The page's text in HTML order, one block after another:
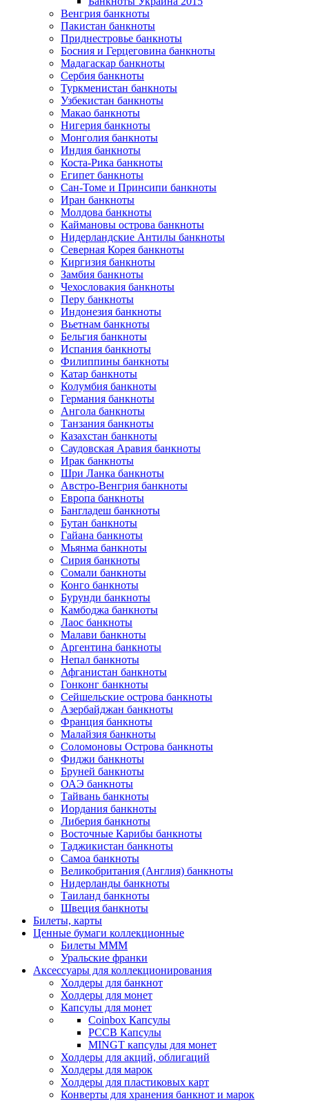
Венгрия банкноты
Пакистан банкноты
Приднестровье банкноты
Босния и Герцеговина банкноты
Мадагаскар банкноты
Сербия банкноты
Туркменистан банкноты
Узбекистан банкноты
Макао банкноты
Нигерия банкноты
Монголия банкноты
Индия банкноты
Коста-Рика банкноты
Египет банкноты
Сан-Томе и Принсипи банкноты
Иран банкноты
Молдова банкноты
Каймановы острова банкноты
Нидерландские Антилы банкноты
Северная Корея банкноты
Киргизия банкноты
Замбия банкноты
Чехословакия банкноты
Перу банкноты
Индонезия банкноты
Вьетнам банкноты
Бельгия банкноты
Испания банкноты
Филиппины банкноты
Катар банкноты
Колумбия банкноты
Германия банкноты
Ангола банкноты
Танзания банкноты
Казахстан банкноты
Саудовская Аравия банкноты
Ирак банкноты
Шри Ланка банкноты
Австро-Венгрия банкноты
Европа банкноты
Бангладеш банкноты
Бутан банкноты
Гайана банкноты
Мьянма банкноты
Сирия банкноты
Сомали банкноты
Конго банкноты
Бурунди банкноты
Камбоджа банкноты
Лаос банкноты
Малави банкноты
Аргентина банкноты
Непал банкноты
Афганистан банкноты
Гонконг банкноты
Сейшельские острова банкноты
Азербайджан банкноты
Франция банкноты
Малайзия банкноты
Соломоновы Острова банкноты
Фиджи банкноты
Бруней банкноты
ОАЭ банкноты
Тайвань банкноты
Иордания банкноты
Либерия банкноты
Восточные Карибы банкноты
Таджикистан банкноты
Самоа банкноты
Великобритания (Англия) банкноты
Нидерланды банкноты
Таиланд банкноты
Швеция банкноты
Билеты, карты
Ценные бумаги коллекционные
Билеты МММ
Уральские франки
Аксессуары для коллекционирования
Холдеры для банкнот
Холдеры для монет
Капсулы для монет
Coinbox Капсулы
РССВ Капсулы
MINGT капсулы для монет
Холдеры для акций, облигаций
Холдеры для марок
Холдеры для пластиковых карт
Конверты для хранения банкнот и марок